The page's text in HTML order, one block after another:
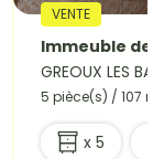
VENTE
GREOUX LES
5 pièce(s) / 107 m²
x 5